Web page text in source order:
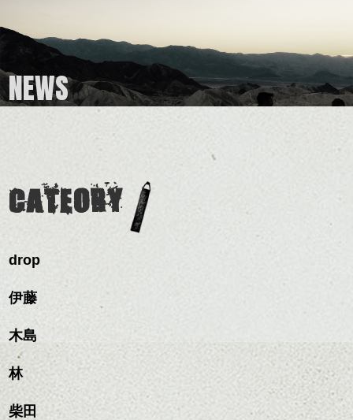
NEWS
CATEORY
drop
伊藤
木島
林
柴田